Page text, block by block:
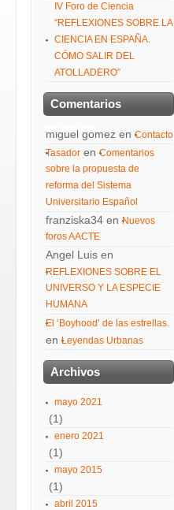
IV Foro de Ciencia
“REFLEXIONES SOBRE LA
CIENCIA EN ESPAÑA.
CÓMO SALIR DEL
ATOLLADERO”
Comentarios
recientes
miguel gomez en Contacto
Tasador en Comentarios
sobre la propuesta de
reforma del Sistema
Universitario Español
franziska34 en Nuevos
foros AACTE
Angel Luis en
REFLEXIONES SOBRE EL
UNIVERSO Y LA ESPECIE
HUMANA
El ‘Boyhood’ de las estrellas.
en Leyendas Urbanas
Archivos
mayo 2021
(1)
enero 2021
(1)
mayo 2015
(1)
abril 2015